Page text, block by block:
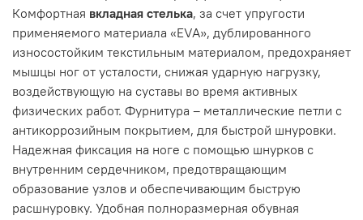
Комфортная вкладная стелька, за счет упругости
применяемого материала «EVA», дублированного
износостойким текстильным материалом, предохраняет
мышцы ног от усталости, снижая ударную нагрузку,
воздействующую на суставы во время активных
физических работ. Фурнитура – металлические петли с
антикоррозийным покрытием, для быстрой шнуровки.
Надежная фиксация на ноге с помощью шнурков с
внутренним сердечником, предотвращающим
образование узлов и обеспечивающим быструю
расшнуровку. Удобная полноразмерная обувная